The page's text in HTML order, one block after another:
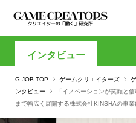
インタビュー
G-JOB TOP ゲームクリエイターズ
ンタビュー
「イノベーションが笑顔と
まで幅広く展開する株式会社KINSHAの事業